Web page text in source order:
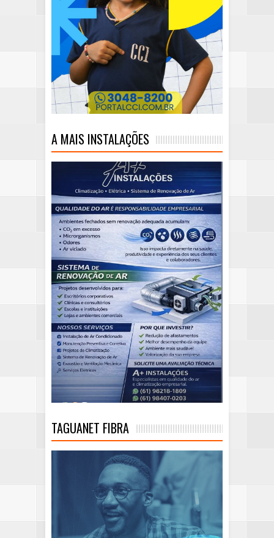
A MAIS INSTALAÇÕES
TAGUANET FIBRA